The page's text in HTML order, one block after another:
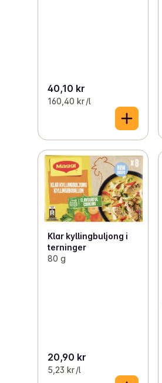
40,10 kr
160,40 kr /l
Klar kyllingbuljong i
terninger
80 g
20,90 kr
5,23 kr /l